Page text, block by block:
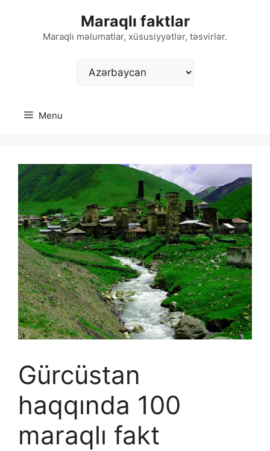
Maraqlı faktlar
Maraqlı məlumatlar, xüsusiyyətlər, təsvirlər.
Choose
Menu
Gürcüstan
haqqında 100
maraqlı fakt